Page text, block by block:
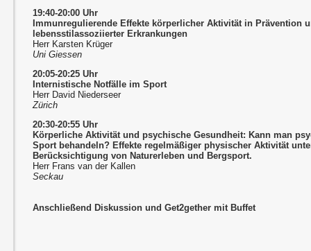
19:40-20:00 Uhr
Immunregulierende Effekte körperlicher Aktivität in Prävention
lebensstilassoziierter Erkrankungen
Herr Karsten Krüger
Uni Giessen
20:05-20:25 Uhr
Internistische Notfälle im Sport
Herr David Niederseer
Zürich
20:30-20:55 Uhr
Körperliche Aktivität und psychische Gesundheit: Kann man
Sport behandeln? Effekte regelmäßiger physischer Aktivität
Berücksichtigung von Naturerleben und Bergsport.
Herr Frans van der Kallen
Seckau
Anschließend Diskussion und Get2gether mit Buffet